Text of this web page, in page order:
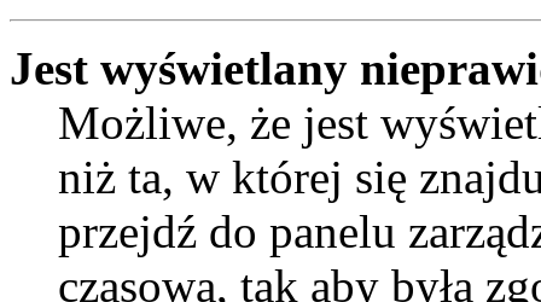
Jest wyświetlany
Możliwe, że jest
niż ta, w której się
przejdź do panelu
czasową, tak aby była